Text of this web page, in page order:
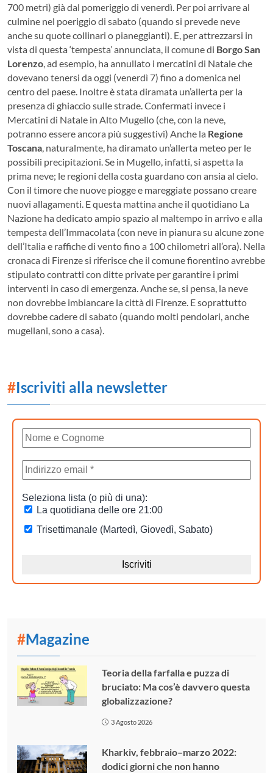
700 metri) già dal pomeriggio di venerdì. Per poi arrivare al
culmine nel poeriggio di sabato (quando si prevede neve
anche su quote collinari o pianeggianti). E, per attrezzarsi in
vista di questa ‘tempesta’ annunciata, il comune di Borgo San
Lorenzo, ad esempio, ha annullato i mercatini di Natale che
dovevano tenersi da oggi (venerdì 7) fino a domenica nel
centro del paese. Inoltre è stata diramata un’allerta per la
presenza di ghiaccio sulle strade. Confermati invece i
Mercatini di Natale in Alto Mugello (che, con la neve,
potranno essere ancora più suggestivi) Anche la Regione
Toscana, naturalmente, ha diramato un’allerta meteo per le
possibili precipitazioni. Se in Mugello, infatti, si aspetta la
prima neve; le regioni della costa guardano con ansia al cielo.
Con il timore che nuove piogge e mareggiate possano creare
nuovi allagamenti. E questa mattina anche il quotidiano La
Nazione ha dedicato ampio spazio al maltempo in arrivo e alla
tempesta dell’Immacolata (con neve in pianura su alcune zone
dell’Italia e raffiche di vento fino a 100 chilometri all’ora). Nella
cronaca di Firenze si riferisce che il comune fiorentino avrebbe
stipulato contratti con ditte private per garantire i primi
interventi in caso di emergenza. Anche se, si pensa, la neve
non dovrebbe imbiancare la città di Firenze. E soprattutto
dovrebbe cadere di sabato (quando molti pendolari, anche
mugellani, sono a casa).
#Iscriviti alla newsletter
#Magazine
Teoria della farfalla e puzza di
bruciato: Ma cos’è davvero questa
globalizzazione?
3 Agosto 2026
Kharkiv, febbraio–marzo 2022:
dodici giorni che non hanno